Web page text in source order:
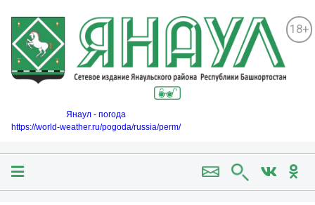
18+
Янаул - погода
https://world-weather.ru/pogoda/russia/perm/